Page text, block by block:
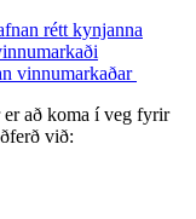
rétt kynjanna
vinnumarkaðar
að koma í veg fyrir
við: